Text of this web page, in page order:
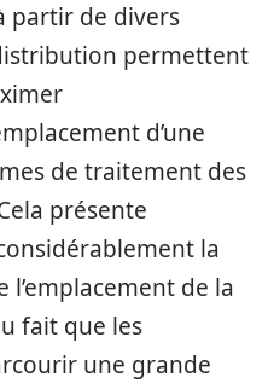
partir de divers
permettent
d’une
de traitement des
présente
la
de la
fait que les
une grande